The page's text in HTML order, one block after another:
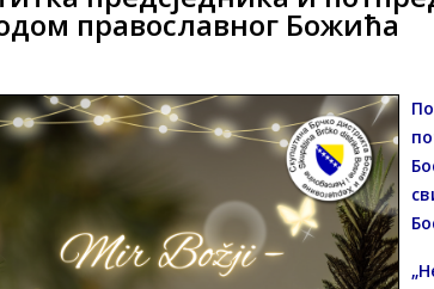
православног Божића